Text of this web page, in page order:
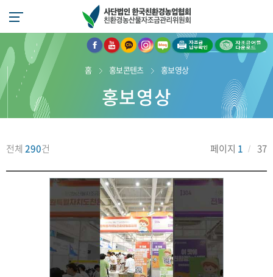
페
이
스
이
유
튜
브
이
동
자
조
금
카
오
톡
이
디:
e
c
o
l
o
v
e
인
스
타
램
으
로
블
로
이
동
자
조
금
인
자
조
운
바
가
기
홈 홍보콘텐츠 홍보영상
홍보영상
전체 290건 페이지 1 37